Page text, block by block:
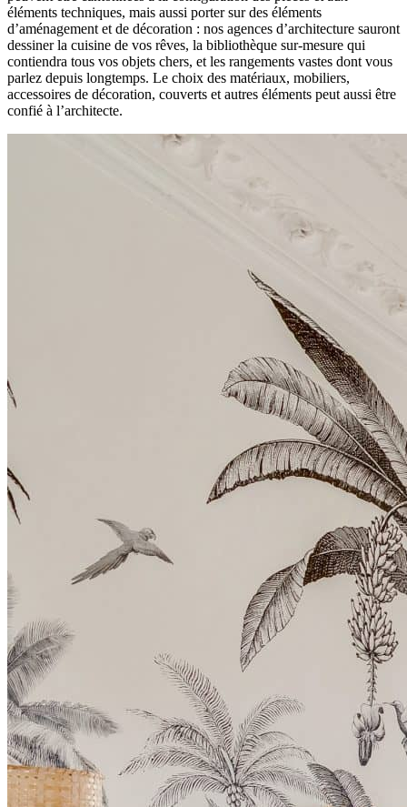
éléments techniques, mais aussi porter sur des éléments
d’aménagement et de décoration : nos agences d’architecture sauront
dessiner la cuisine de vos rêves, la bibliothèque sur-mesure qui
contiendra tous vos objets chers, et les rangements vastes dont vous
parlez depuis longtemps. Le choix des matériaux, mobiliers,
accessoires de décoration, couverts et autres éléments peut aussi être
confié à l’architecte.